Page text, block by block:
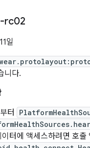
rc02
일
니다.
터
터에 액세스하려면 호출